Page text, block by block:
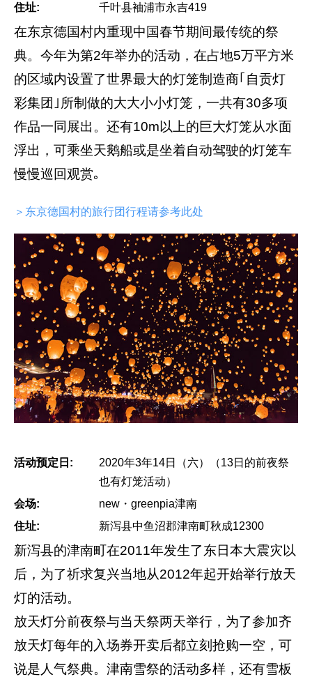
住址: 千叶县袖浦市永吉419
在东京德国村内重现中国春节期间最传统的祭
典。今年为第2年举办的活动，在占地5万平方米
的区域内设置了世界最大的灯笼制造商｢自贡灯
彩集团｣所制做的大大小小灯笼，一共有30多项
作品一同展出。还有10m以上的巨大灯笼从水面
浮出，可乘坐天鹅船或是坐着自动驾驶的灯笼车
慢慢巡回观赏｡
＞东京德国村的旅行团行程请参考此处
活动预定日:
2020年3年14日（六）（13日的前夜祭
也有灯笼活动）
会场:
new・greenpia津南
住址:
新泻县中鱼沼郡津南町秋成12300
新泻县的津南町在2011年发生了东日本大震灾以
后，为了祈求复兴当地从2012年起开始举行放天
灯的活动。
放天灯分前夜祭与当天祭两天举行，为了参加齐
放天灯每年的入场券开卖后都立刻抢购一空，可
说是人气祭典。津南雪祭的活动多样，还有雪板